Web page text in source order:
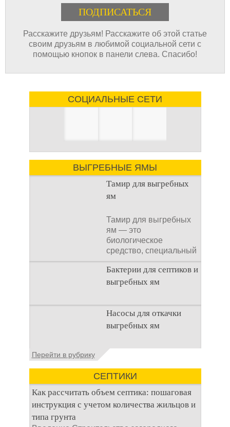
Расскажите друзьям! Расскажите об этой статье
своим друзьям в любимой социальной сети с
помощью кнопок в панели слева. Спасибо!
СОЦИАЛЬНЫЕ СЕТИ
ВЫГРЕБНЫЕ ЯМЫ
Тамир для выгребных
ям
Тамир для выгребных
ям — это
биологическое
средство, специальный
концентрат, который
используется
Бактерии для септиков и
выгребных ям
Очистка
канализационного
стока или выгребной
не самым приятным
Насосы для откачки
выгребных ям
Если вы проживаете в
даче или в загородном
доме, то вы наверняка
сталкиваетесь
Перейти в рубрику
СЕПТИКИ
Как рассчитать объем септика: пошаговая
инструкция с учетом количества жильцов и
типа грунта